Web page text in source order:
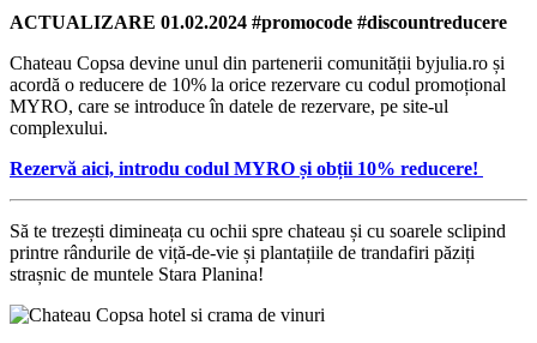
ACTUALIZARE 01.02.2024 #promocode #discountreducere
Chateau Copsa devine unul din partenerii comunității byjulia.ro și
acordă o reducere de 10% la orice rezervare cu codul promoțional
MYRO, care se introduce în datele de rezervare, pe site-ul
complexului.
Rezervă aici, introdu codul MYRO și obții 10% reducere!
Să te trezești dimineața cu ochii spre chateau și cu soarele sclipind
printre rândurile de viță-de-vie și plantațiile de trandafiri păziți
strașnic de muntele Stara Planina!